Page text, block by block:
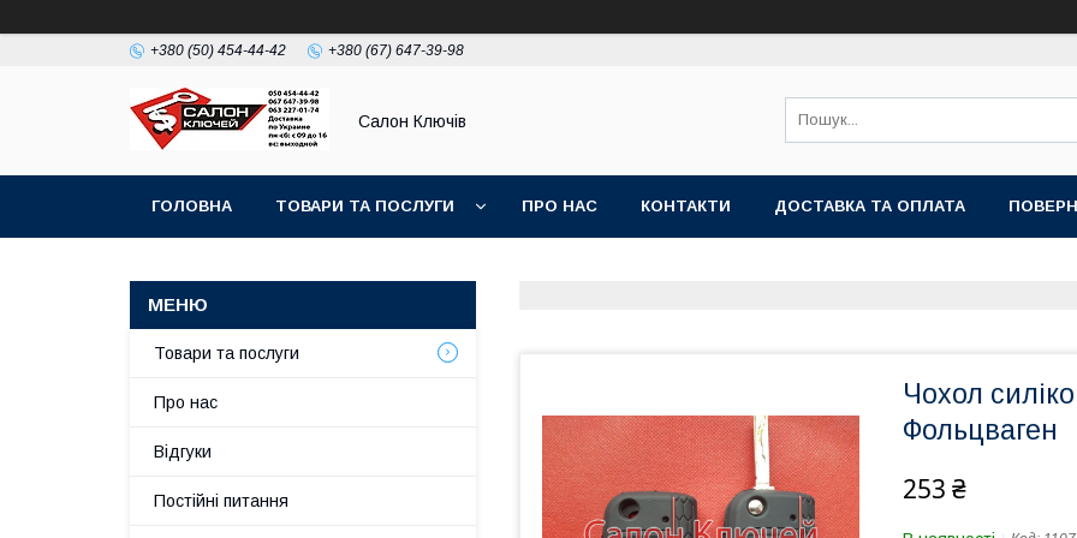
+380 (50) 454-44-42 +380 (67) 647-39-98
Салон Ключів
ГОЛОВНА ТОВАРИ ТА ПОСЛУГИ ПРО НАС КОНТАКТИ ДОСТАВКА ТА ОПЛАТА
Чохол
Фольцваген
253 ₴
Товари та послуги
Про нас
Відгуки
Постійні питання